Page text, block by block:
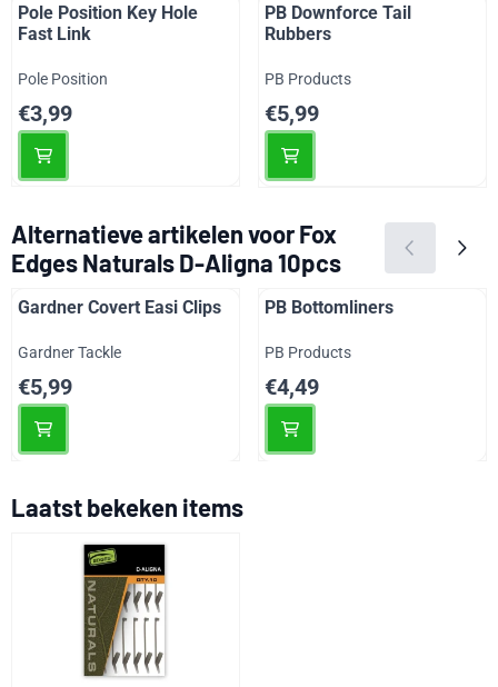
Pole Position Key Hole
Fast Link
Merk:
Pole Position
Prijs: 3,99
€3,99
PB Downforce Tail
Rubbers
Merk:
PB Products
Prijs: 5,99
€5,99
Alternatieve artikelen voorFox
Edges Naturals D-Aligna 10pcs
Gardner Covert Easi Clips
Merk:
Gardner Tackle
Prijs: 5,99
€5,99
PB Bottomliners
Merk:
PB Products
Prijs: 4,49
€4,49
Laatst bekeken items